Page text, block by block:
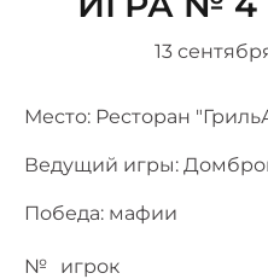
13
Место: Ресторан
Ведущий игры:
Победа: мафии
№ игрок